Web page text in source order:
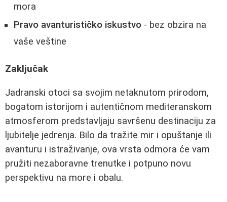
mora
Pravo avanturističko iskustvo - bez obzira na
vaše veštine
Zaključak
Jadranski otoci sa svojim netaknutom prirodom,
bogatom istorijom i autentičnom mediteranskom
atmosferom predstavljaju savršenu destinaciju za
ljubitelje jedrenja. Bilo da tražite mir i opuštanje ili
avanturu i istraživanje, ova vrsta odmora će vam
pružiti nezaboravne trenutke i potpuno novu
perspektivu na more i obalu.